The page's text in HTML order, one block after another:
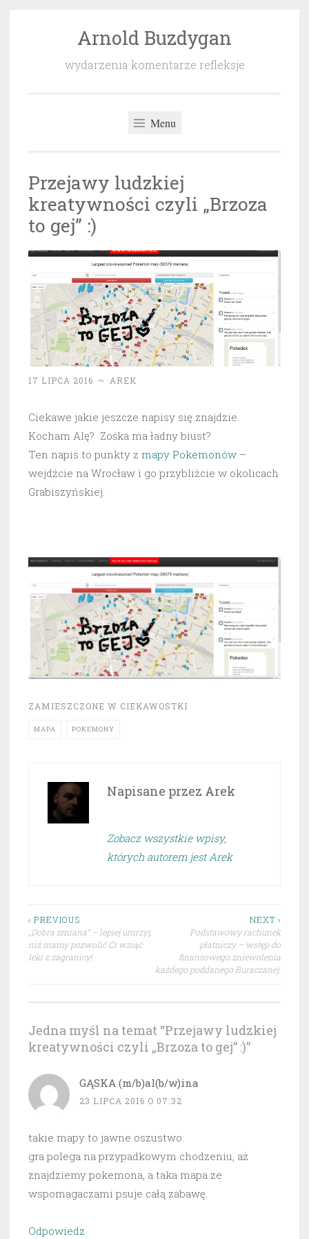
Arnold Buzdygan
wydarzenia komentarze refleksje
Menu
Przejawy ludzkiej
kreatywności czyli „Brzoza
to gej” :)
17 LIPCA 2016 ~ AREK
Ciekawe jakie jeszcze napisy się znajdzie.
Kocham Alę? Zośka ma ładny biust?
Ten napis to punkty z mapy Pokemonów –
wejdźcie na Wrocław i go przybliżcie w okolicach
Grabiszyńskiej.
ZAMIESZCZONE W CIEKAWOSTKI
MAPA POKEMONY
Napisane przez Arek
Zobacz wszystkie wpisy,
których autorem jest Arek
Nawigacja
wpisu
‹ PREVIOUS
„Dobra zmiana” – lepiej umrzyj,
niż mamy pozwolić Ci wziąć
leki z zagranicy!
NEXT ›
Podstawowy rachunek
płatniczy – wstęp do
finansowego zniewolenia
każdego poddanego Buraczanej.
Jedna myśl na temat “Przejawy ludzkiej
kreatywności czyli „Brzoza to gej” :)”
GĄSKA (m/b)al(b/w)ina
23 LIPCA 2016 O 07:32
takie mapy to jawne oszustwo.
gra polega na przypadkowym chodzeniu, aż
znajdziemy pokemona, a taka mapa ze
wspomagaczami psuje całą zabawę.
Odpowiedz